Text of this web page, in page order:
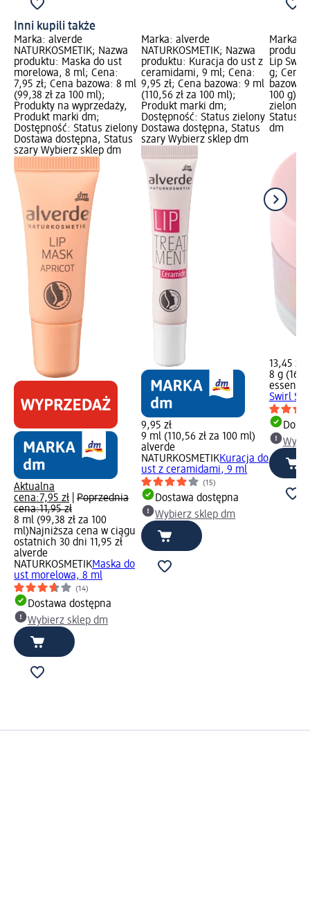
Inni kupili także
Marka: alverde
NATURKOSMETIK; Nazwa
produktu: Maska do ust
morelowa, 8 ml; Cena:
7,95 zł; Cena bazowa: 8 ml
(99,38 zł za 100 ml);
Produkty na wyprzedaży,
Produkt marki dm;
Dostępność: Status zielony
Dostawa dostępna, Status
szary Wybierz sklep dm
Aktualna
cena:7,95 zł
Poprzednia
cena:11,95 zł
8 ml (99,38 zł za 100
ml)Najniższa cena w ciągu
ostatnich 30 dni 11,95 zł
alverde
NATURKOSMETIKMaska do
ust morelowa, 8 ml
(14)
Dostawa dostępna
Wybierz sklep dm
Marka: alverde
NATURKOSMETIK; Nazwa
produktu: Kuracja do ust z
ceramidami, 9 ml; Cena:
9,95 zł; Cena bazowa: 9 ml
(110,56 zł za 100 ml);
Produkt marki dm;
Dostępność: Status zielony
Dostawa dostępna, Status
szary Wybierz sklep dm
9,95 zł
9 ml (110,56 zł za 100 ml)
alverde
NATURKOSMETIKKuracja do
ust z ceramidami, 9 ml
(15)
Dostawa dostępna
Wybierz sklep dm
Marka:
Lip Swirl
g; Cena:
bazowa:
100 g);
zielony
Status
dm
13,45 zł
8 g
essence
Swirl